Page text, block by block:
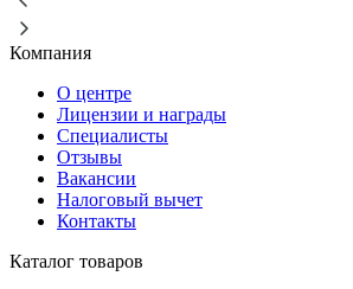
Компания
О центре
Лицензии и награды
Специалисты
Отзывы
Вакансии
Налоговый вычет
Контакты
Каталог товаров